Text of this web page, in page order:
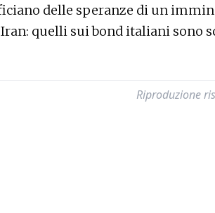
delle speranze di un
quelli sui bond italiani sono
Riproduzione